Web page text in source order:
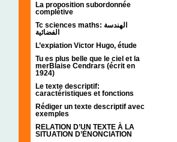
La proposition subordonnée
complétive
Tc sciences maths: الهندسة
الفضائية
L’expiation Victor Hugo, étude
Tu es plus belle que le ciel et la
merBlaise Cendrars (écrit en
1924)
Le texte descriptif:
caractéristiques et fonctions
Rédiger un texte descriptif avec
exemples
RELATION D’UN TEXTE À LA
SITUATION D’ÉNONCIATION